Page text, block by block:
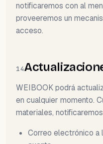
notificaremos con al
proveeremos un
acceso.
14
WEIBOOK podrá
en cualquier momento.
materiales,
Correo electrónico a